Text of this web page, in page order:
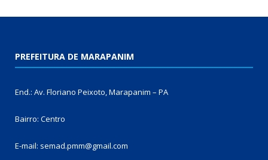
PREFEITURA DE MARAPANIM
End.: Av. Floriano Peixoto, Marapanim – PA
Bairro: Centro
E-mail: semad.pmm@gmail.com